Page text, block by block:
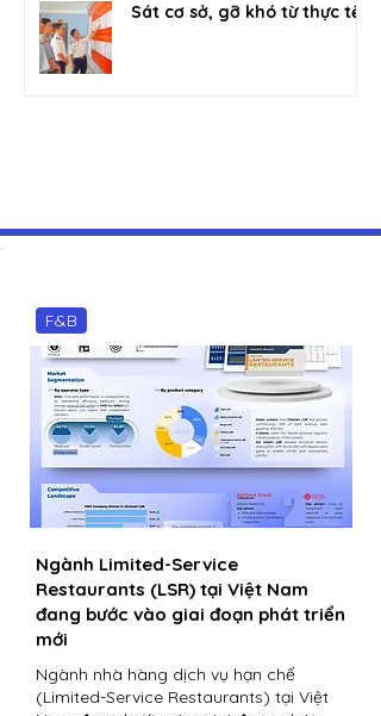
Sát cơ sở, gỡ khó từ thực tế
F&B
Ngành Limited-Service
Restaurants (LSR) tại Việt Nam
đang bước vào giai đoạn phát triển
mới
Ngành nhà hàng dịch vụ hạn chế
(Limited-Service Restaurants) tại Việt